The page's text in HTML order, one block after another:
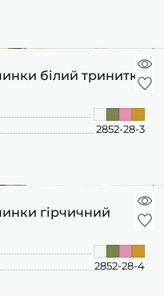
білий тринитка
2852-28-3
гірчичний
2852-28-4